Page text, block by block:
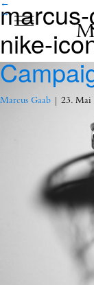
nike-
Marcus Gaab 23. Mai
←
→